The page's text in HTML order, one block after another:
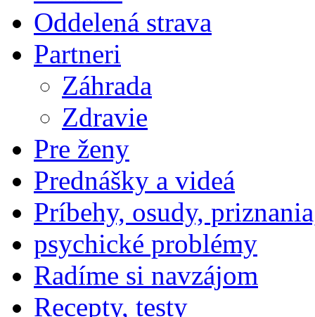
Oddelená strava
Partneri
Záhrada
Zdravie
Pre ženy
Prednášky a videá
Príbehy, osudy,
psychické problémy
Radíme si navzájom
Recepty, testy